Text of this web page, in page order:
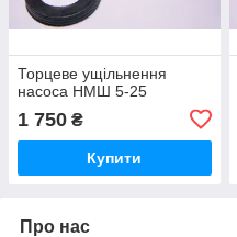
Торцеве ущільнення
насоса НМШ 5-25
1 750 ₴
Купити
Про нас